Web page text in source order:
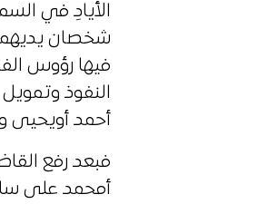
الأيادِ في
شخصان
فيها رؤوس
النفوذ وتمويل
أحمد أويحيى
فبعد رفع